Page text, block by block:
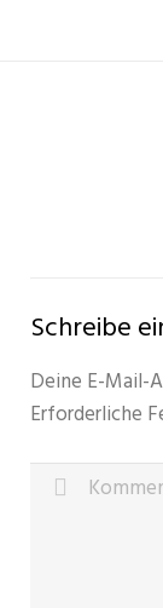
Schreibe
Deine E-Mail-
Erforderliche